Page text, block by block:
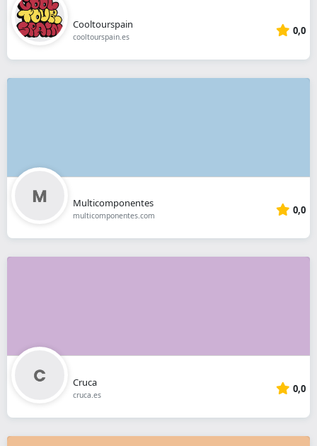
Cooltourspain
cooltourspain.es 0,0
Multicomponentes
multicomponentes.com 0,0
Cruca
cruca.es 0,0